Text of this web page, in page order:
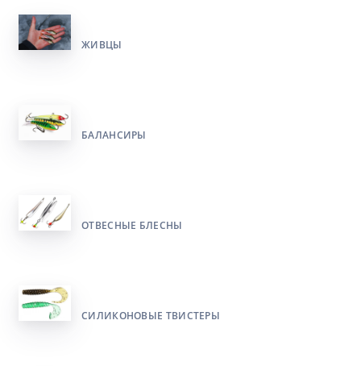
ЖИВЦЫ
БАЛАНСИРЫ
ОТВЕСНЫЕ БЛЕСНЫ
СИЛИКОНОВЫЕ ТВИСТЕРЫ